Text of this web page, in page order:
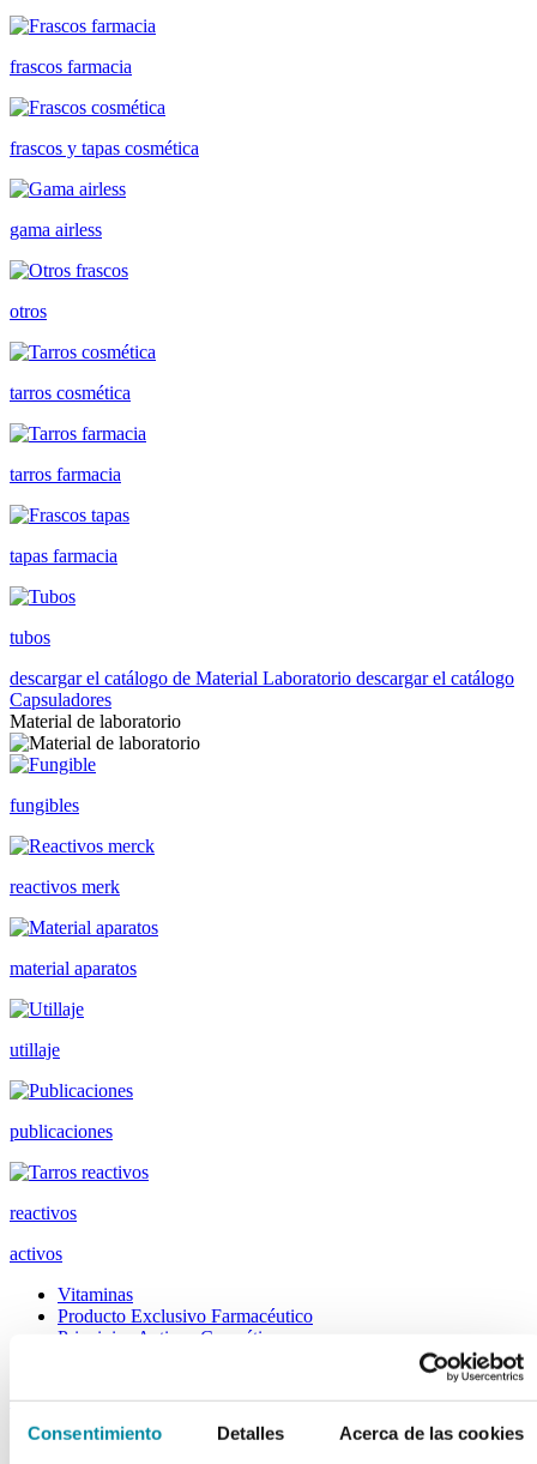
Consentimiento Detalles Acerca de las cookies
frascos farmacia
frascos y tapas cosmética
gama airless
otros
tarros cosmética
tarros farmacia
tapas farmacia
tubos
descargar el catálogo de Material Laboratorio descargar el catálogo
Capsuladores
Material de laboratorio
fungibles
reactivos merk
material aparatos
utillaje
publicaciones
reactivos
activos
Vitaminas
Producto Exclusivo Farmacéutico
Principios Activos Cosméticos
excipientes
Colorantes